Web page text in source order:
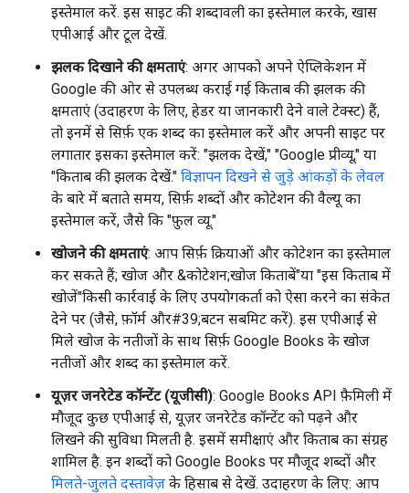
इस्तेमाल करें. इस साइट की शब्दावली का इस्तेमाल करके, खास
एपीआई और टूल देखें.
झलक दिखाने की क्षमताएं: अगर आपको अपने ऐप्लिकेशन में
Google की ओर से उपलब्ध कराई गई किताब की झलक की
क्षमताएं (उदाहरण के लिए, हेडर या जानकारी देने वाले टेक्स्ट) हैं,
तो इनमें से सिर्फ़ एक शब्द का इस्तेमाल करें और अपनी साइट पर
लगातार इसका इस्तेमाल करें: "झलक देखें," "Google प्रीव्यू," या
"किताब की झलक देखें." विज्ञापन दिखने से जुड़े आंकड़ों के लेवल
के बारे में बताते समय, सिर्फ़ शब्दों और कोटेशन की वैल्यू का
इस्तेमाल करें, जैसे कि "फ़ुल व्यू."
खोजने की क्षमताएं: आप सिर्फ़ क्रियाओं और कोटेशन का इस्तेमाल
कर सकते हैं; खोज और &कोटेशन;खोज किताबें"या "इस किताब में
खोजें"किसी कार्रवाई के लिए उपयोगकर्ता को ऐसा करने का संकेत
देने पर (जैसे, फ़ॉर्म और#39;बटन सबमिट करें). इस एपीआई से
मिले खोज के नतीजों के साथ सिर्फ़ Google Books के खोज
नतीजों और शब्द का इस्तेमाल करें.
यूज़र जनरेटेड कॉन्टेंट (यूजीसी): Google Books API फ़ैमिली में
मौजूद कुछ एपीआई से, यूज़र जनरेटेड कॉन्टेंट को पढ़ने और
लिखने की सुविधा मिलती है. इसमें समीक्षाएं और किताब का संग्रह
शामिल है. इन शब्दों को Google Books पर मौजूद शब्दों और
मिलते-जुलते दस्तावेज़ के हिसाब से देखें. उदाहरण के लिए: आप